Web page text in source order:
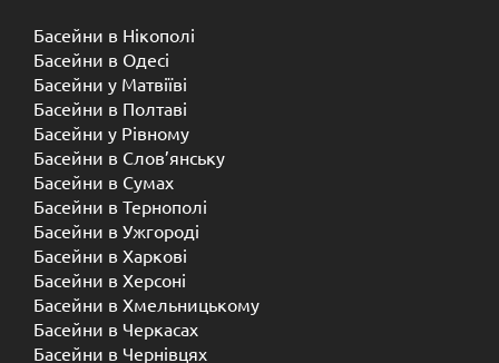
Басейни в Нікополі
Басейни в Одесі
Басейни у Матвіїві
Басейни в Полтаві
Басейни у ​​Рівному
Басейни в Слов’янську
Басейни в Сумах
Басейни в Тернополі
Басейни в Ужгороді
Басейни в Харкові
Басейни в Херсоні
Басейни в Хмельницькому
Басейни в Черкасах
Басейни в Чернівцях